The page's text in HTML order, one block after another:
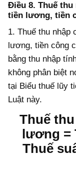
Điều 8. Thuế
tiền lương, tiền
1. Thuế thu nhập
lương, tiền công
bằng thu nhập
không phân biệt
tại Biểu thuế lũy
Luật này.
Thuế
lương =
Thuế